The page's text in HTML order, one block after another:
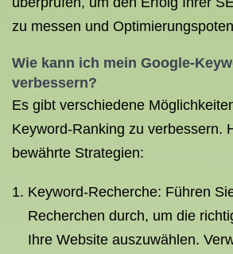
zu messen und
Wie kann ich mein Google-
verbessern?
Es gibt verschiedene
Keyword-Ranking zu verbessern.
bewährte Strategien:
Keyword-Recherche: Führen
Recherchen durch, um die
Ihre Website auszuwählen.